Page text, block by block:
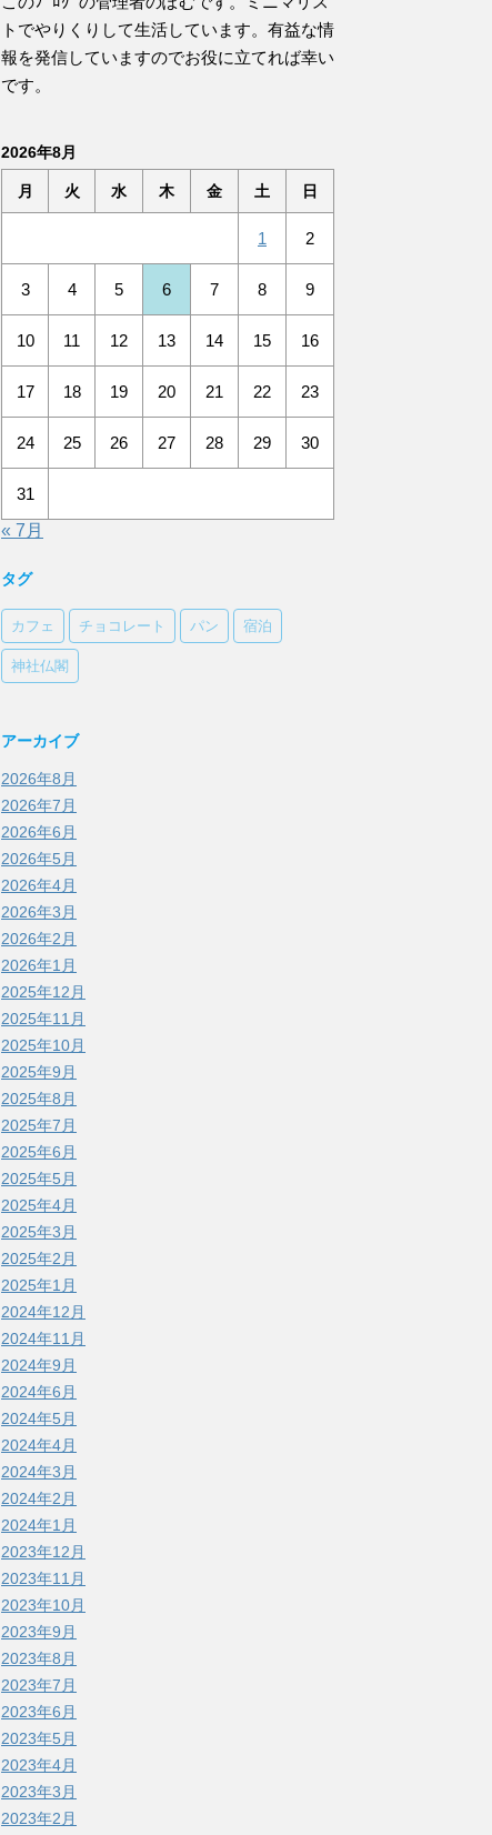
トでやりくりして生活しています。有益な情
報を発信していますのでお役に立てれば幸い
です。
2026年8月
月 火 水 木 金 土 日
1 2
3 4 5 6 7 8 9
10 11 12 13 14 15 16
17 18 19 20 21 22 23
24 25 26 27 28 29 30
31
« 7月
タグ
カフェ チョコレート パン 宿泊
神社仏閣
アーカイブ
2026年8月
2026年7月
2026年6月
2026年5月
2026年4月
2026年3月
2026年2月
2026年1月
2025年12月
2025年11月
2025年10月
2025年9月
2025年8月
2025年7月
2025年6月
2025年5月
2025年4月
2025年3月
2025年2月
2025年1月
2024年12月
2024年11月
2024年9月
2024年6月
2024年5月
2024年4月
2024年3月
2024年2月
2024年1月
2023年12月
2023年11月
2023年10月
2023年9月
2023年8月
2023年7月
2023年6月
2023年5月
2023年4月
2023年3月
2023年2月